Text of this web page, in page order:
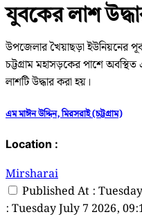
যুবকের লাশ
উপজেলার খৈয়াছড়া ইউনিয়নের
চট্টগ্রাম মহাসড়কের পাশে
লাশটি উদ্ধার করা হয়।
এম মাঈন উদ্দিন, মিরসরাই (চট্টগ্রাম)
Location :
Mirsharai
Published At :
: Tuesday July 7 2026,